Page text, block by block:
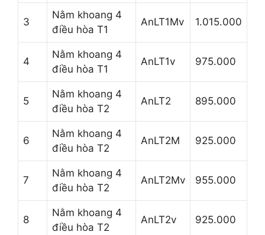
3
Nằm khoang 4
điều hòa T1
AnLT1Mv 1.015.000
4
Nằm khoang 4
điều hòa T1
AnLT1v 975.000
5
Nằm khoang 4
điều hòa T2
AnLT2 895.000
6
Nằm khoang 4
điều hòa T2
AnLT2M 925.000
7
Nằm khoang 4
điều hòa T2
AnLT2Mv 955.000
8
Nằm khoang 4
điều hòa T2
AnLT2v 925.000